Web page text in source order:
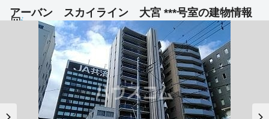
アーバン スカイライン 大宮 ***号室の建物情報